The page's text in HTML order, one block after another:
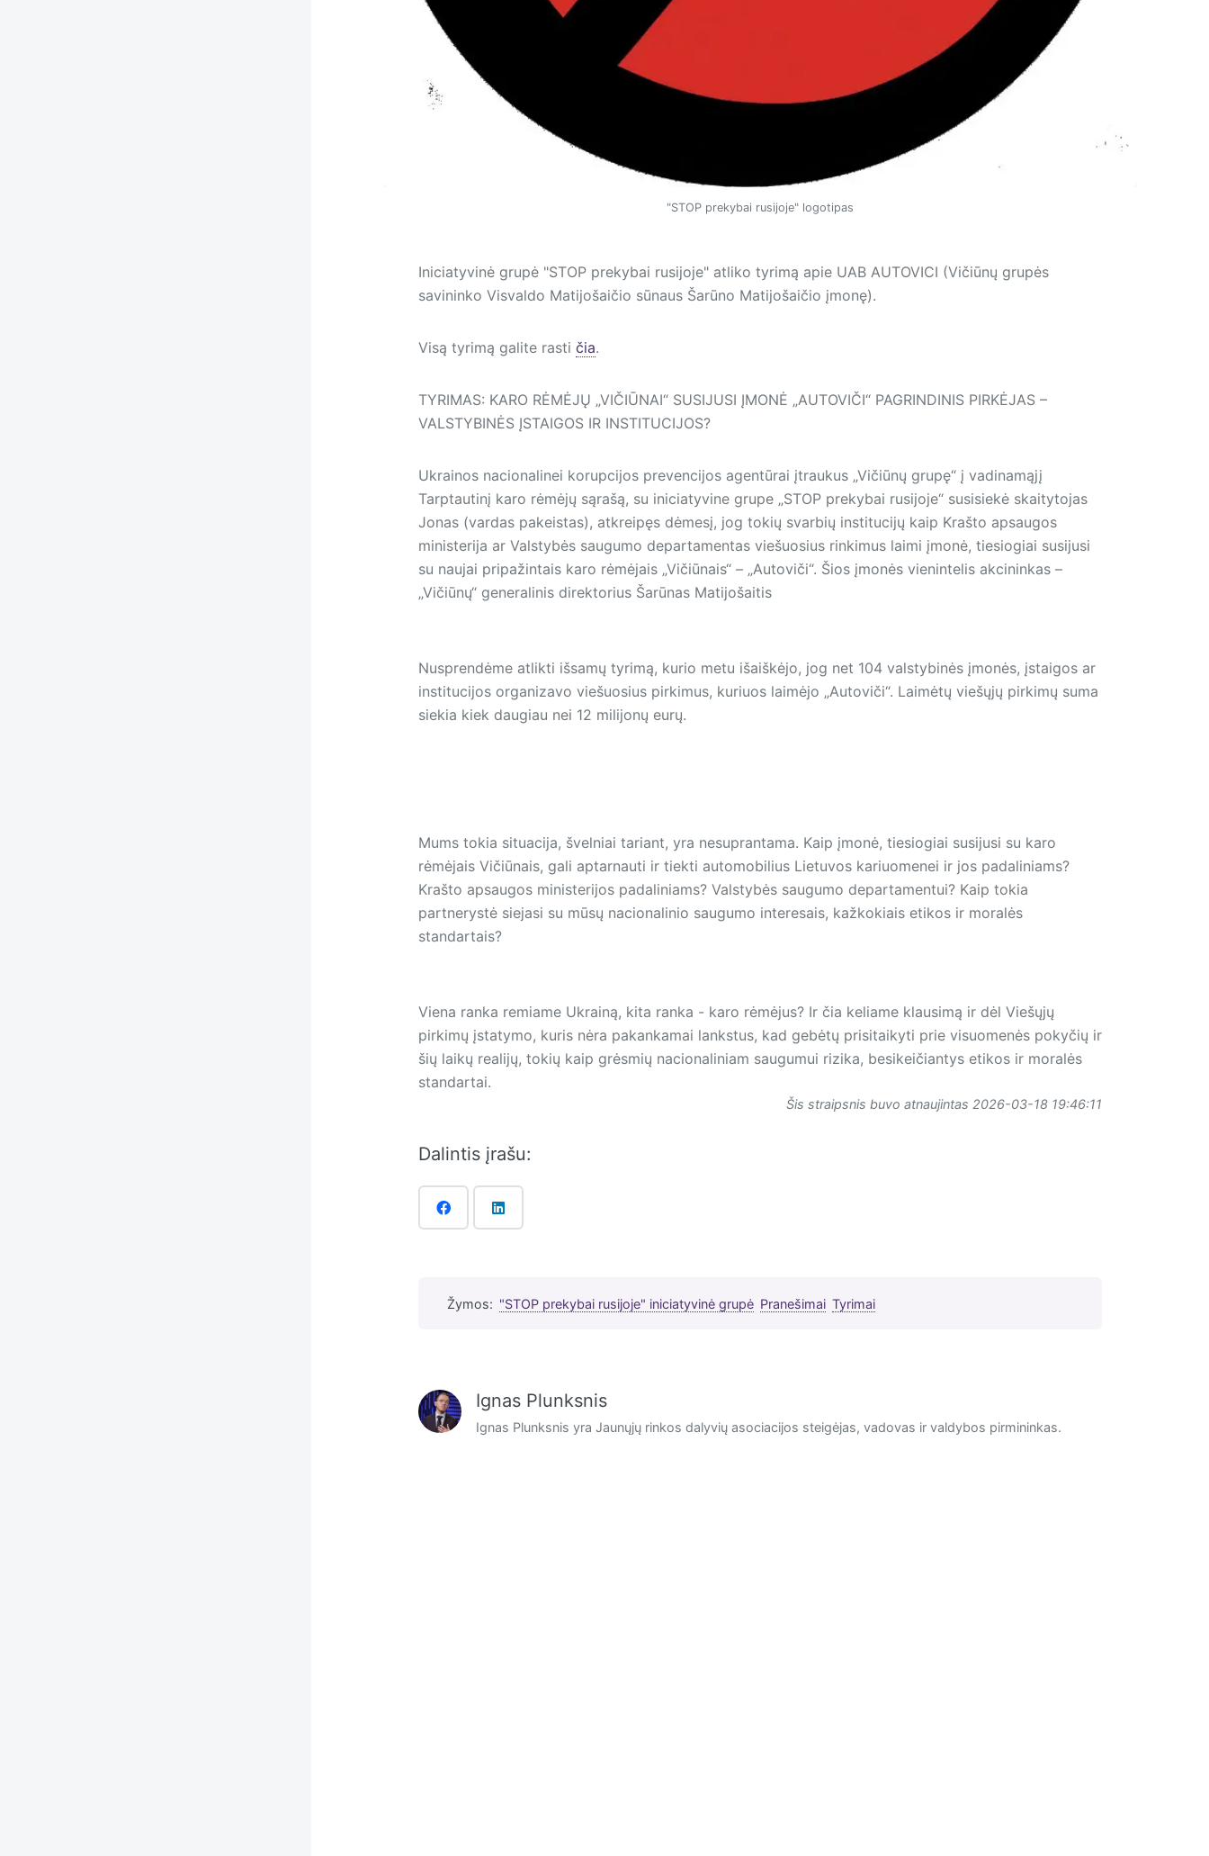
"STOP prekybai rusijoje" logotipas
Iniciatyvinė grupė "STOP prekybai rusijoje" atliko tyrimą apie UAB AUTOVICI (Vičiūnų grupės
savininko Visvaldo Matijošaičio sūnaus Šarūno Matijošaičio įmonę).
Visą tyrimą galite rasti čia.
TYRIMAS: KARO RĖMĖJŲ „VIČIŪNAI“ SUSIJUSI ĮMONĖ „AUTOVIČI“ PAGRINDINIS PIRKĖJAS –
VALSTYBINĖS ĮSTAIGOS IR INSTITUCIJOS?
Ukrainos nacionalinei korupcijos prevencijos agentūrai įtraukus „Vičiūnų grupę“ į vadinamąjį
Tarptautinį karo rėmėjų sąrašą, su iniciatyvine grupe „STOP prekybai rusijoje“ susisiekė skaitytojas
Jonas (vardas pakeistas), atkreipęs dėmesį, jog tokių svarbių institucijų kaip Krašto apsaugos
ministerija ar Valstybės saugumo departamentas viešuosius rinkimus laimi įmonė, tiesiogiai susijusi
su naujai pripažintais karo rėmėjais „Vičiūnais“ – „Autoviči“. Šios įmonės vienintelis akcininkas –
„Vičiūnų“ generalinis direktorius Šarūnas Matijošaitis
Nusprendėme atlikti išsamų tyrimą, kurio metu išaiškėjo, jog net 104 valstybinės įmonės, įstaigos ar
institucijos organizavo viešuosius pirkimus, kuriuos laimėjo „Autoviči“. Laimėtų viešųjų pirkimų suma
siekia kiek daugiau nei 12 milijonų eurų.
Mums tokia situacija, švelniai tariant, yra nesuprantama. Kaip įmonė, tiesiogiai susijusi su karo
rėmėjais Vičiūnais, gali aptarnauti ir tiekti automobilius Lietuvos kariuomenei ir jos padaliniams?
Krašto apsaugos ministerijos padaliniams? Valstybės saugumo departamentui? Kaip tokia
partnerystė siejasi su mūsų nacionalinio saugumo interesais, kažkokiais etikos ir moralės
standartais?
Viena ranka remiame Ukrainą, kita ranka - karo rėmėjus? Ir čia keliame klausimą ir dėl Viešųjų
pirkimų įstatymo, kuris nėra pakankamai lankstus, kad gebėtų prisitaikyti prie visuomenės pokyčių ir
šių laikų realijų, tokių kaip grėsmių nacionaliniam saugumui rizika, besikeičiantys etikos ir moralės
standartai.
Šis straipsnis buvo atnaujintas 2026-03-18 19:46:11
Dalintis įrašu:
Žymos: "STOP prekybai rusijoje" iniciatyvinė grupė Pranešimai Tyrimai
Ignas Plunksnis
Ignas Plunksnis yra Jaunųjų rinkos dalyvių asociacijos steigėjas, vadovas ir valdybos pirmininkas.